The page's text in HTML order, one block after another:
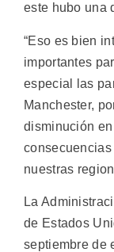
este hubo una
“Eso es bien
importantes
especial las
Manchester,
disminución
nuestras
La
de Estados
septiembre de